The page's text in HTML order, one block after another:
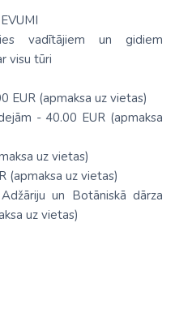
vadītājiem un gidiem
visu tūri
EUR (apmaksa uz vietas)
- 40.00 EUR (apmaksa
uz vietas)
(apmaksa uz vietas)
un Botāniskā dārza
uz vietas)